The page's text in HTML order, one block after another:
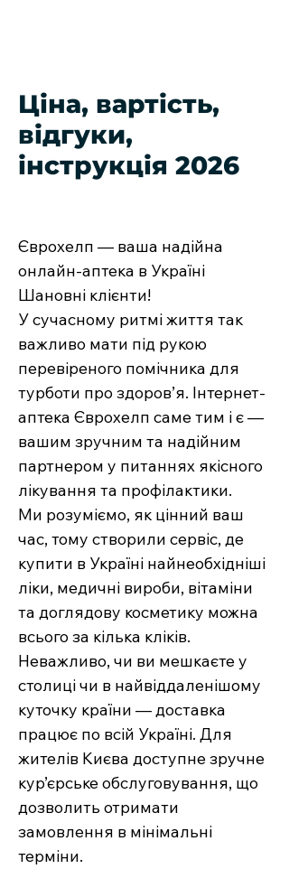
Ціна, вартість,
відгуки,
інструкція 2026
Єврохелп — ваша надійна
онлайн-аптека в Україні
Шановні клієнти!
У сучасному ритмі життя так
важливо мати під рукою
перевіреного помічника для
турботи про здоров’я. Інтернет-
аптека Єврохелп саме тим і є —
вашим зручним та надійним
партнером у питаннях якісного
лікування та профілактики.
Ми розуміємо, як цінний ваш
час, тому створили сервіс, де
купити в Україні найнеобхідніші
ліки, медичні вироби, вітаміни
та доглядову косметику можна
всього за кілька кліків.
Неважливо, чи ви мешкаєте у
столиці чи в найвіддаленішому
куточку країни — доставка
працює по всій Україні. Для
жителів Києва доступне зручне
кур’єрське обслуговування, що
дозволить отримати
замовлення в мінімальні
терміни.